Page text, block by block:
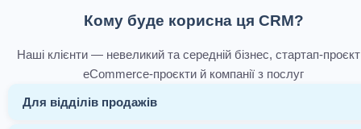
Кому буде корисна ця CRM?
Наші клієнти — невеликий та середній бізнес, стартап-
eCommerce-проєкти й компанії з послуг
Для відділів продажів